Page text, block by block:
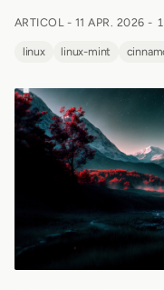
ARTICOL - 11 APR. 2026 -
linux linux-mint